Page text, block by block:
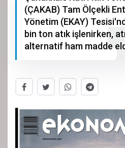
(ÇAKAB) Tam Ölçekli
Yönetim (EKAY)
bin ton atık işlenirken,
alternatif ham madde